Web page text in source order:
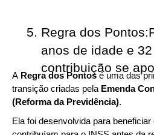
Regra dos
anos de idade e
contribuição se
A Regra dos Pontos é uma das
transição criadas pela Emenda
(Reforma da Previdência).
Ela foi desenvolvida para